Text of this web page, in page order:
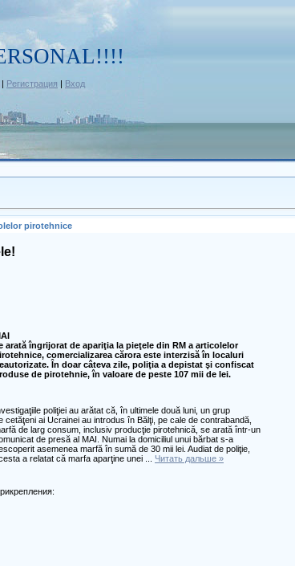
| Регистрация | Вход
pirotehnice
AI
arată îngrijorat de apariţia la pieţele din RM a articolelor
comercializarea cărora este interzisă în localuri
În doar câteva zile, poliţia a depistat şi confiscat
de pirotehnie, în valoare de peste 107 mii de lei.
poliţiei au arătat că, în ultimele două luni, un grup
cetăţeni ai Ucrainei au introdus în Bălţi, pe cale de contrabandă,
de larg consum, inclusiv producţie pirotehnică, se arată într-un
de presă al MAI. Numai la domiciliul unui bărbat s-a
asemenea marfă în sumă de 30 mii lei. Audiat de poliţie,
a relatat că marfa aparţine unei ... Читать дальше »